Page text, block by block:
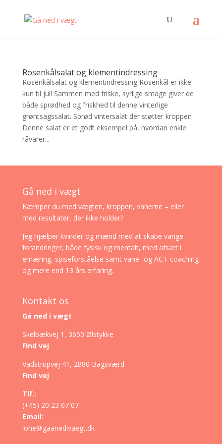
Rosenkålsalat og klementindressing
Rosenkålsalat og klementindressing Rosenkål er ikke
kun til jul! Sammen med friske, syrlige smage giver de
både sprødhed og friskhed til denne vinterlige
grøntsagssalat. Sprød vintersalat der støtter kroppen
Denne salat er et godt eksempel på, hvordan enkle
råvarer...
Gå ned i vægt
Kæmper du med vægten, kroppen, vanerne – eller
med resultater, der ikke holder?
Jeg hjælper kvinder og mænd med at skabe varige
forandringer, både fysisk og mentalt, med afsæt i
ernæring, spiseforståelse samt vane- og ACT-coaching
og mere end 13 års erfaring.
Kontakt os
Gå ned i vægt
Skelbækvej 1, 3650 Ølstykke
Find vej
Vadstrupvej 41, 2880 Bagsværd
Find vej
Tlf.:
(+45) 20 23 07 07
Email:
lone@gaanedivaegt.dk